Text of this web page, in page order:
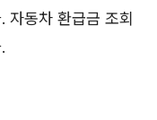
자동차 환급금 조회